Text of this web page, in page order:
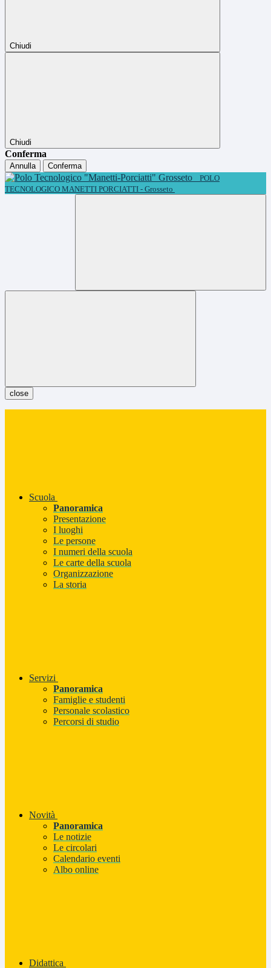
Chiudi
Chiudi
Conferma
Annulla
Conferma
POLO
TECNOLOGICO MANETTI PORCIATTI - Grosseto
close
Scuola
Panoramica
Presentazione
I luoghi
Le persone
I numeri della scuola
Le carte della scuola
Organizzazione
La storia
Servizi
Panoramica
Famiglie e studenti
Personale scolastico
Percorsi di studio
Novità
Panoramica
Le notizie
Le circolari
Calendario eventi
Albo online
Didattica